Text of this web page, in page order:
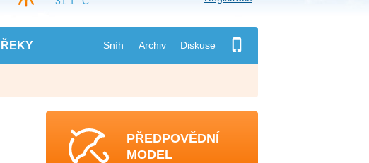
ŘEKY Sníh Archiv Diskuse
PŘEDPOVĚDNÍ
MODEL